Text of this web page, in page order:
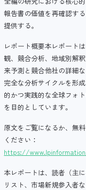
報告書の価値を再確認す
提供する。
レポート概要本レポート
観、競合分析、地域別解
来予測と競合他社の詳細
完全な分析サイクルを形
的かつ実践的な全球フォ
を目的としています。
原文をご覧になるか、無
ください：
https://
本レポートは、読者（主
リスト、市場新規参入者